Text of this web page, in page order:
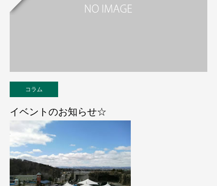
コラム
イベントのお知らせ☆